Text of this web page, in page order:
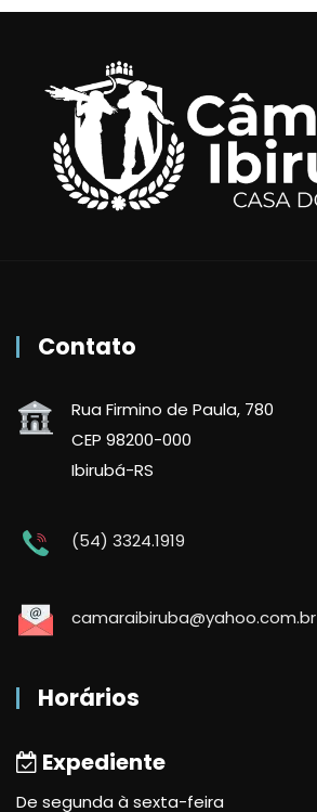
Contato
Rua Firmino de Paula, 780
CEP 98200-000
Ibirubá-RS
(54) 3324.1919
camaraibiruba@yahoo.com.br
Horários
Expediente
De segunda à sexta-feira